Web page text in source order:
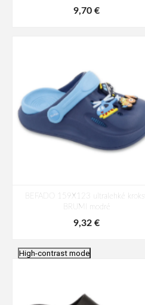
9,70 €
BEFADO 159X123 ultralehké kroksy
BRUMI modré
9,32 €
High-contrast mode